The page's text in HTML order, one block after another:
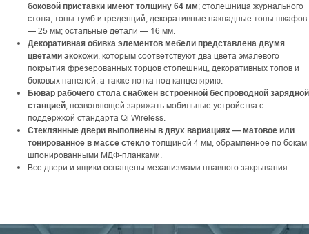
боковой приставки имеют толщину 64 мм; столешница журнального
стола, топы тумб и греденций, декоративные накладные топы шкафов
— 25 мм; остальные детали — 16 мм.
Декоративная обивка элементов мебели представлена двумя
цветами экокожи, которым соответствуют два цвета эмалевого
покрытия фрезерованных торцов столешниц, декоративных топов и
боковых панелей, а также лотка под канцелярию.
Бювар рабочего стола снабжен встроенной беспроводной зарядной
станцией, позволяющей заряжать мобильные устройства с
поддержкой стандарта Qi Wireless.
Стеклянные двери выполнены в двух вариациях — матовое или
тонированное в массе стекло толщиной 4 мм, обрамленное по бокам
шпонированными МДФ-планками.
Все двери и ящики оснащены механизмами плавного закрывания.